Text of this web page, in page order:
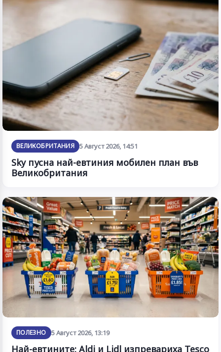
ВЕЛИКОБРИТАНИЯ 5 Август 2026, 14:51
Sky пусна най-евтиния мобилен план във
Великобритания
ПОЛЕЗНО 5 Август 2026, 13:19
Най-евтините: Aldi и Lidl изпревариха Tesco